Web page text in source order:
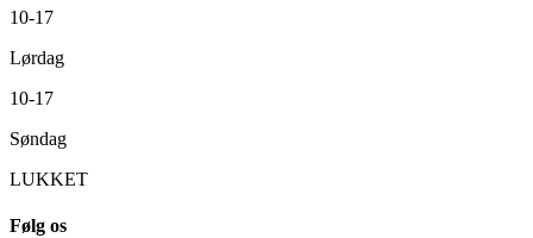
10-17
Lørdag
10-17
Søndag
LUKKET
Følg os